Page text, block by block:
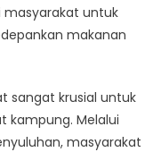
masyarakat untuk
makanan
sangat krusial untuk
kampung. Melalui
masyarakat